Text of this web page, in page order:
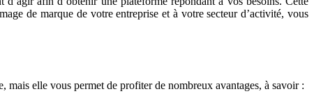
de marque de votre entreprise et à votre secteur d’activité, vous
mais elle vous permet de profiter de nombreux avantages, à savoir :